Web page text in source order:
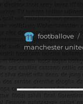
Yazar
footballove
manchester